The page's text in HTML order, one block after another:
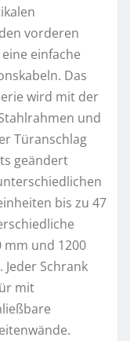
vorderen
einfache
Das
wird mit der
und
Türanschlag
geändert
bis zu 47
mm und 1200
Schrank
mit